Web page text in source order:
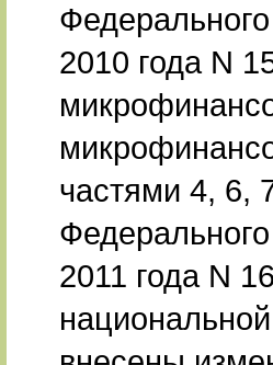
2010 года N
частями 4, 6,
2011 года N